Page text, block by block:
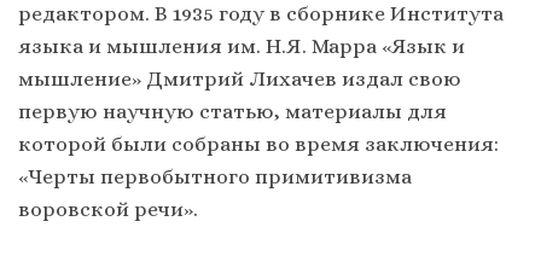
редактором. В 1935 году в сборнике Института
языка и мышления им. Н.Я. Марра «Язык и
мышление» Дмитрий Лихачев издал свою
первую научную статью, материалы для
которой были собраны во время заключения:
«Черты первобытного примитивизма
воровской речи».